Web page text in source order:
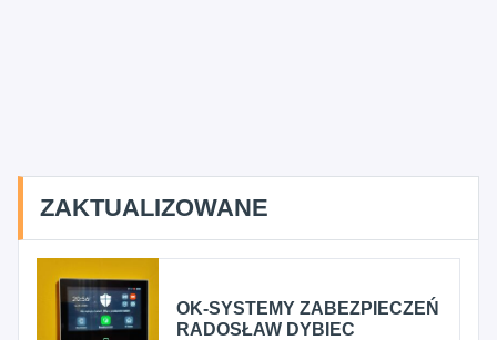
ZAKTUALIZOWANE
OK-SYSTEMY ZABEZPIECZEŃ
RADOSŁAW DYBIEC